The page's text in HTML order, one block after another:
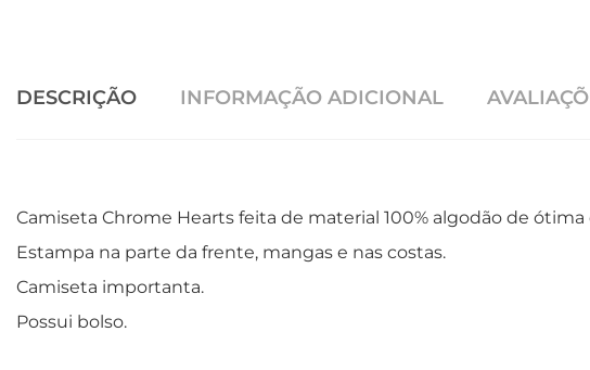
DESCRIÇÃO INFORMAÇÃO ADICIONAL
Camiseta Chrome Hearts feita de material 100% algodão de
Estampa na parte da frente, mangas e nas costas.
Camiseta importanta.
Possui bolso.